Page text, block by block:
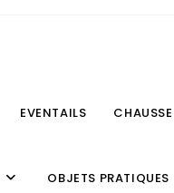
EVENTAILS
OBJETS PRATIQUES